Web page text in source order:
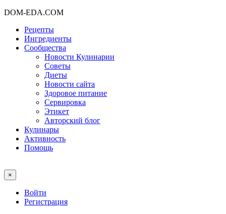
DOM-EDA.COM
Рецепты
Ингредиенты
Сообщества
Новости Кулинарии
Советы
Диеты
Новости сайта
Здоровое питание
Сервировка
Этикет
Авторский блог
Кулинары
Активность
Помощь
×
Войти
Регистрация